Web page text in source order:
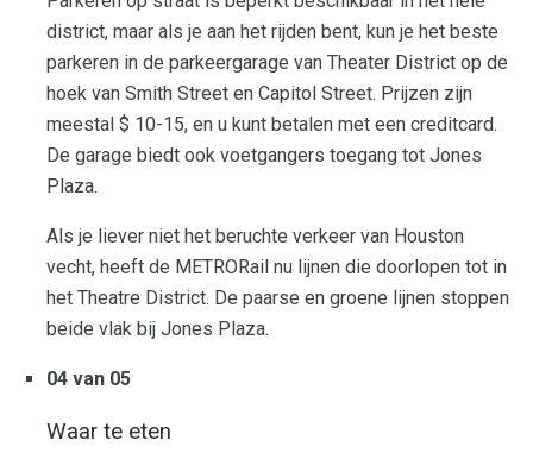
district, maar als je aan het rijden bent, kun je het beste
parkeren in de parkeergarage van Theater District op de
hoek van Smith Street en Capitol Street. Prijzen zijn
meestal $ 10-15, en u kunt betalen met een creditcard.
De garage biedt ook voetgangers toegang tot Jones
Plaza.
Als je liever niet het beruchte verkeer van Houston
vecht, heeft de METRORail nu lijnen die doorlopen tot in
het Theatre District. De paarse en groene lijnen stoppen
beide vlak bij Jones Plaza.
04 van 05
Waar te eten